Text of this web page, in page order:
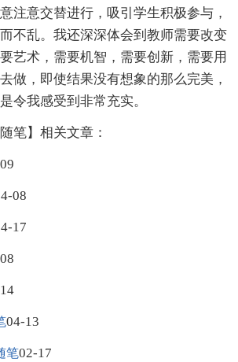
注意交替进行，吸引学生积极参与，
不乱。我还深深体会到教师需要改变
艺术，需要机智，需要创新，需要用
做，即使结果没有想象的那么完美，
令我感受到非常充实。
笔】相关文章：
08
17
04-13
笔02-17